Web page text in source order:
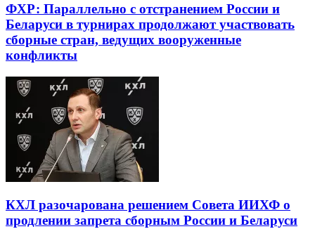
ФХР: Параллельно с отстранением России и
Беларуси в турнирах продолжают участвовать
сборные стран, ведущих вооруженные
конфликты
КХЛ разочарована решением Совета ИИХФ о
продлении запрета сборным России и Беларуси